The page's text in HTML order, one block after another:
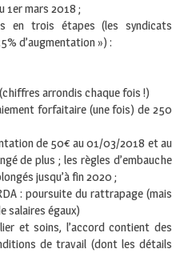
1er mars 2018 ;
en trois étapes (les syndicats
d’augmentation ») :
arrondis chaque fois !)
forfaitaire (une fois) de 250
de 50€ au 01/03/2018 et au
de plus ; les règles d’embauche
jusqu’à fin 2020 ;
: poursuite du rattrapage (mais
salaires égaux)
et soins, l’accord contient des
de travail (dont les détails